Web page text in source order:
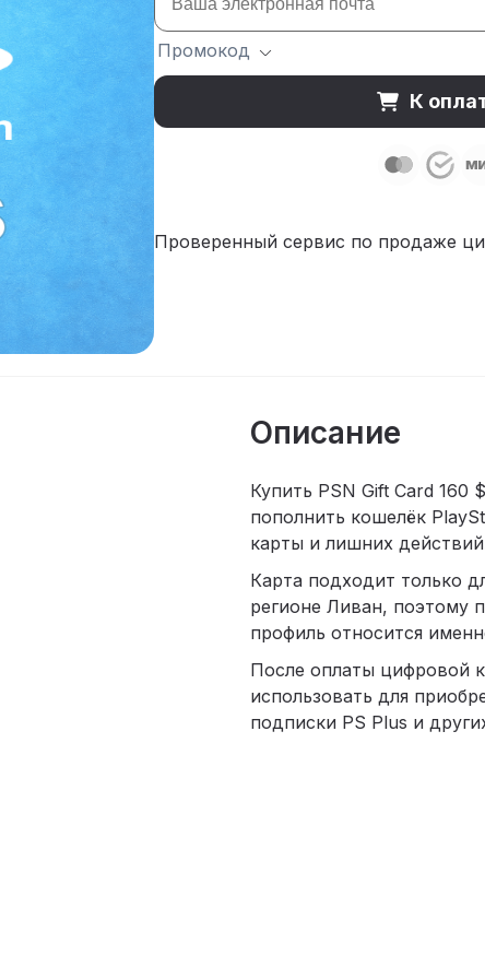
Промокод
К
Проверенный сервис по продаже
Описание
Купить PSN Gift Card
пополнить кошелёк
карты и лишних
Карта подходит только
регионе Ливан, поэтому
профиль относится
После оплаты цифровой
использовать для
подписки PS Plus и